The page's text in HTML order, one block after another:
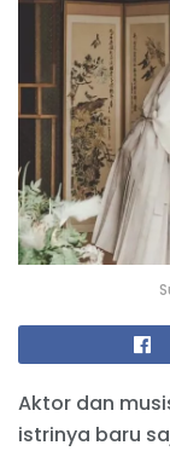
Aktor dan
istrinya baru